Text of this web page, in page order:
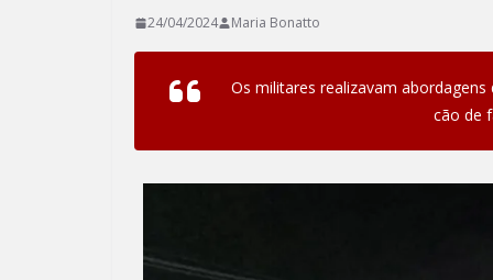
24/04/2024 Maria Bonatto
Os militares realizavam
cão de